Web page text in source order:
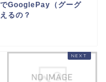
GooglePay（グーグ
るの？